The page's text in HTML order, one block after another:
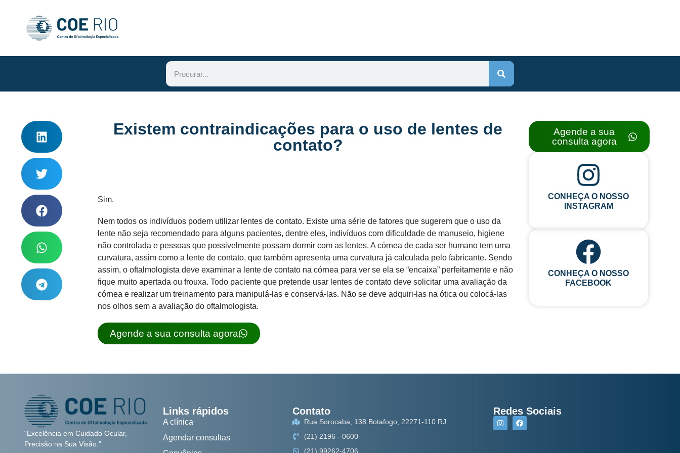
Existem contraindicações para o uso de lentes de
contato?
Sim.
Nem todos os indivíduos podem utilizar lentes de contato. Existe uma série de fatores que sugerem que o uso da
lente não seja recomendado para alguns pacientes, dentre eles, indivíduos com dificuldade de manuseio, higiene
não controlada e pessoas que possivelmente possam dormir com as lentes. A córnea de cada ser humano tem uma
curvatura, assim como a lente de contato, que também apresenta uma curvatura já calculada pelo fabricante. Sendo
assim, o oftalmologista deve examinar a lente de contato na córnea para ver se ela se “encaixa” perfeitamente e não
fique muito apertada ou frouxa. Todo paciente que pretende usar lentes de contato deve solicitar uma avaliação da
córnea e realizar um treinamento para manipulá-las e conservá-las. Não se deve adquiri-las na ótica ou colocá-las
nos olhos sem a avaliação do oftalmologista.
Agende a sua consulta agora
Agende a sua
consulta agora
CONHEÇA O NOSSO
INSTAGRAM
CONHEÇA O NOSSO
FACEBOOK
“Excelência em Cuidado Ocular,
Precisão na Sua Visão.”
Links rápidos
A clínica
Agendar consultas
Contato
Rua Sorocaba, 138 Botafogo, 22271-110 RJ
(21) 2196 - 0600
(21) 99262-4706
Redes Sociais